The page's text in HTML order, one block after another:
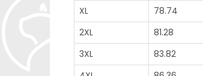
XL
78.74
2XL
81.28
3XL
83.82